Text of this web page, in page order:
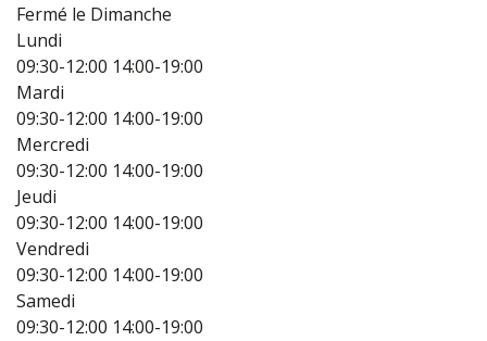
Fermé le Dimanche
Lundi
09:30-12:00 14:00-19:00
Mardi
09:30-12:00 14:00-19:00
Mercredi
09:30-12:00 14:00-19:00
Jeudi
09:30-12:00 14:00-19:00
Vendredi
09:30-12:00 14:00-19:00
Samedi
09:30-12:00 14:00-19:00